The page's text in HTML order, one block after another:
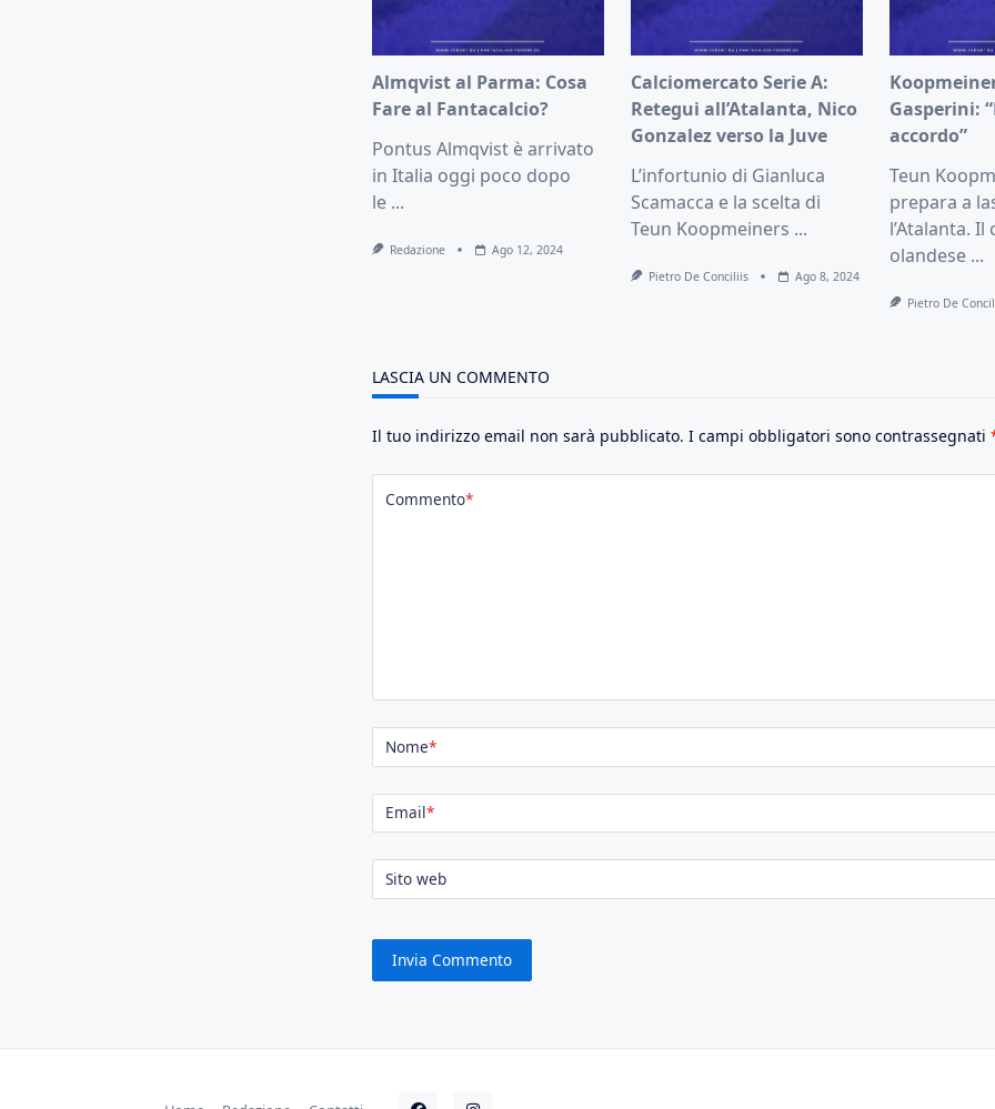
Almqvist al Parma: Cosa
Fare al Fantacalcio?
Pontus Almqvist è arrivato
in Italia oggi poco dopo
le ...
Redazione Ago 12, 2024
Calciomercato Serie A:
Retegui all’Atalanta, Nico
Gonzalez verso la Juve
L’infortunio di Gianluca
Scamacca e la scelta di
Teun Koopmeiners ...
Pietro De Conciliis Ago 8, 2024
Gasperini:
accordo”
Teun
prepara a
l’Atalanta.
olandese ...
Pietro De
LASCIA UN COMMENTO
Il tuo indirizzo email non sarà pubblicato. I campi obbligatori sono contrassegnati
Commento*
Nome*
Email*
Sito web